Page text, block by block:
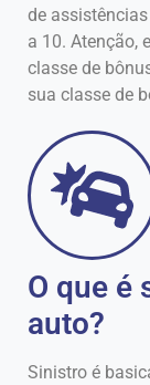
de
a 10. Atenção,
classe de
sua classe de
O que é
auto?
Sinistro é